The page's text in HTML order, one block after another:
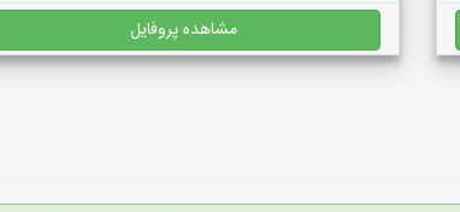
مشاهده پروفایل